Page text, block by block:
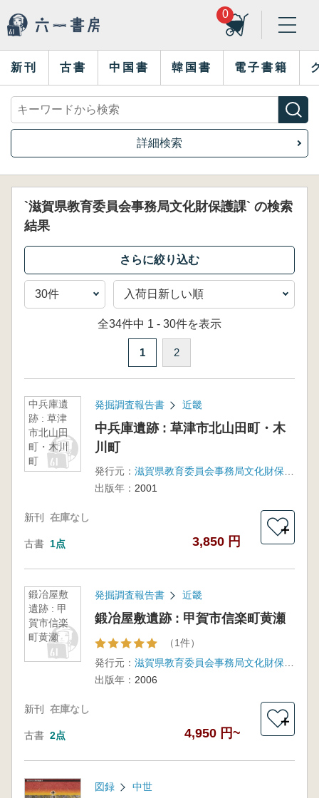
0
新刊 古書 中国書 韓国書 電子書籍
詳細検索
`滋賀県教育委員会事務局文化財保護課` の検索
結果
全34件中 1 - 30件を表示
1 2
中兵庫遺
跡 : 草津
市北山田
町・木川
町
発掘調査報告書 近畿
中兵庫遺跡 : 草津市北山田町・木
川町
発行元：
出版年： 2001
新刊 在庫なし
古書 1点 3,850 円
＋
鍛冶屋敷
遺跡 : 甲
賀市信楽
町黄瀬
発掘調査報告書 近畿
鍛冶屋敷遺跡 : 甲賀市信楽町黄瀬
（1件）
発行元：
出版年： 2006
新刊 在庫なし
古書 2点 4,950 円~
＋
図録 中世